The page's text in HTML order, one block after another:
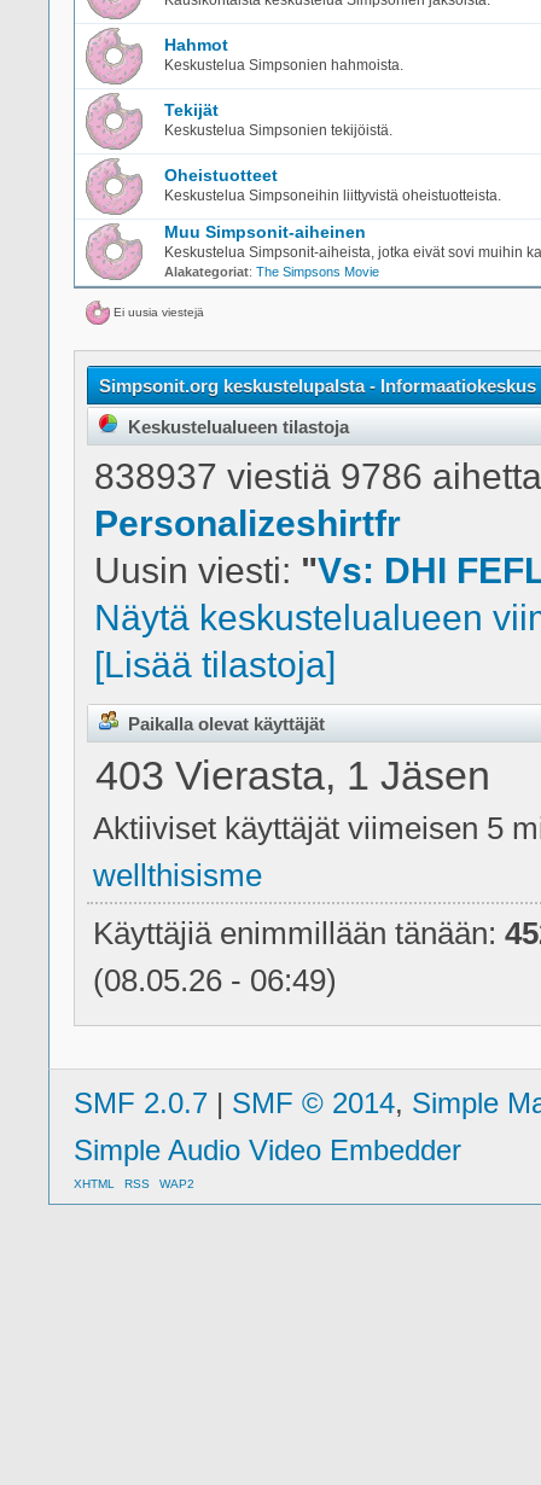
Hahmot
Keskustelua Simpsonien hahmoista.
Tekijät
Keskustelua Simpsonien tekijöistä.
Oheistuotteet
Keskustelua Simpsoneihin liittyvistä oheistuotteista.
Muu Simpsonit-aiheinen
Keskustelua Simpsonit-aiheista, jotka eivät sovi muihin
Alakategoriat: The Simpsons Movie
Ei uusia viestejä
Simpsonit.org keskustelupalsta - Informaatiokeskus
Keskustelualueen tilastoja
838937 viestiä 9786
Personalizeshirtfr
Uusin viesti: "Vs: DHI
Näytä keskustelualueen
[Lisää tilastoja]
Paikalla olevat käyttäjät
403 Vierasta, 1 Jäsen
Aktiiviset käyttäjät viimeisen 5
wellthisisme
Käyttäjiä enimmillään tänään:
(08.05.26 - 06:49)
SMF 2.0.7 | SMF © 2014, Simple
Simple Audio Video Embedder
XHTML RSS WAP2